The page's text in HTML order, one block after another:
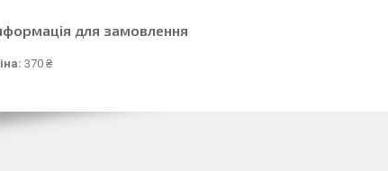
для замовлення
370 ₴